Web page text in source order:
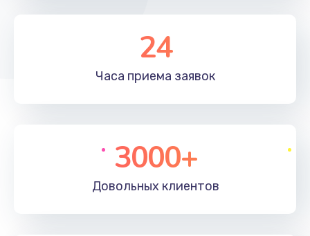
24
Часа приема заявок
3000+
Довольных клиентов